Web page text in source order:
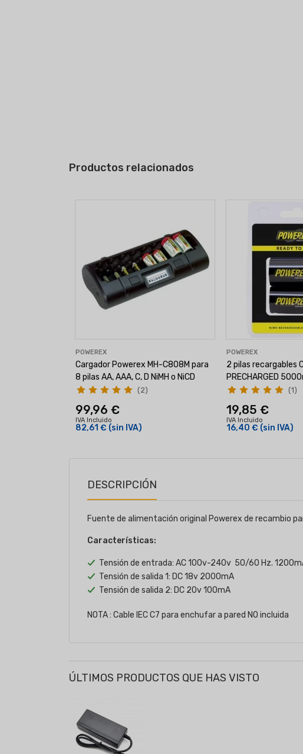
Productos relacionados
POWEREX
Cargador Powerex MH-C808M para
8 pilas AA, AAA, C, D NiMH o NiCD
99,96 €
IVA Incluido
82,61 € (sin IVA)
(2)
POWEREX
2 pilas recargables
PRECHARGED
19,85 €
IVA Incluido
16,40 € (sin IVA)
(1)
DESCRIPCIÓN
Fuente de alimentación original Powerex de recambio
Características:
Tensión de entrada: AC 100v-240v 50/60 Hz.
Tensión de salida 1: DC 18v 2000mA
Tensión de salida 2: DC 20v 100mA
NOTA : Cable IEC C7 para enchufar a pared NO incluida
ÚLTIMOS PRODUCTOS QUE HAS VISTO